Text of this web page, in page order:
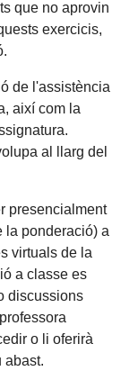
que no aprovin
exercicis,
de l'assistència
així com la
al llarg del
presencialment
la ponderació) a
virtuals de la
a classe es
discussions
o li oferirà
abast.